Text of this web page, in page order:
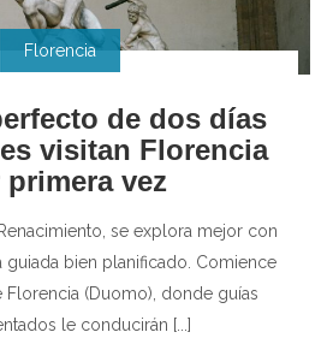
Florencia
de dos días
visitan Florencia
primera vez
se explora mejor con
guiada bien planificado. Comience
Florencia (Duomo), donde guías
le conducirán [...]